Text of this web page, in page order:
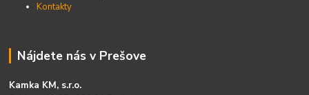
Kontakty
Nájdete nás v Prešove
Kamka KM, s.r.o.